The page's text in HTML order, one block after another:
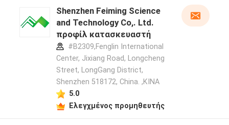
Shenzhen Feiming Science
and Technology Co,. Ltd.
προφίλ κατασκευαστή
#B2309,Fenglin International
Center, Jixiang Road, Longcheng
Street, LongGang District,
Shenzhen 518172, China. ,ΚΙΝΑ
5.0
Ελεγχμένος προμηθευτής